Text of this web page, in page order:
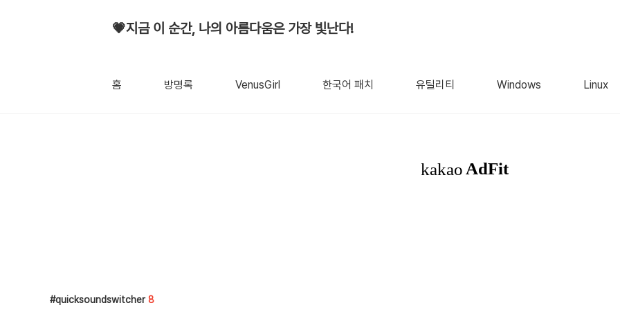
💗지금 이 순간, 나의 아름다움은 가장 빛난다!
홈 방명록 VenusGirl 한국어 패치 유틸리티 Windows Linux
quicksoundswitcher 8